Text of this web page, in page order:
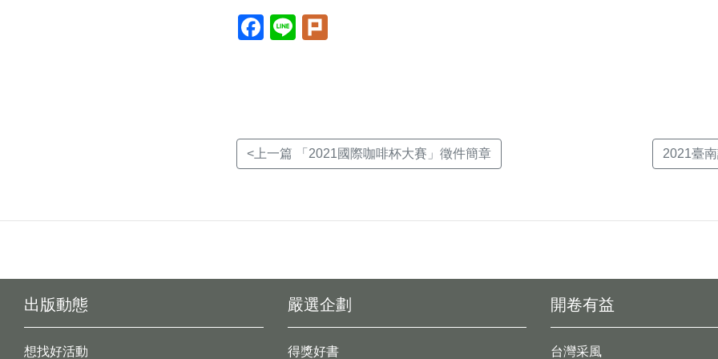
Facebook(另
開
Line(另
開
<上一篇 「2021國際咖啡杯大賽」徵件簡章 2021臺
出版動態
想找好活動
開卷有益
台灣采風
嚴選企劃
得獎好書